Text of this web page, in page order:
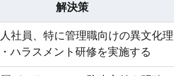
解決策
社員、特に管理職向けの異文化理
ハラスメント研修を実施する